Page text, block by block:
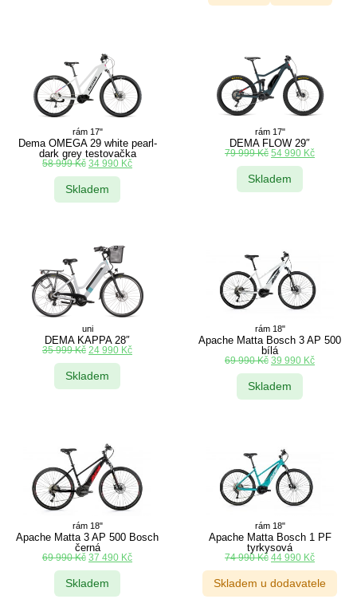
rám 17"
Dema OMEGA 29 white pearl-
dark grey testovačka
58 999Kč 34 990 Kč
Skladem
rám 17"
DEMA FLOW 29″
79 999Kč 54 990 Kč
Skladem
uni
DEMA KAPPA 28″
35 999Kč 24 990 Kč
Skladem
rám 18"
Apache Matta Bosch 3 AP 500
bílá
69 990Kč 39 990 Kč
Skladem
rám 18"
Apache Matta 3 AP 500 Bosch
černá
69 990Kč 37 490 Kč
Skladem
rám 18"
Apache Matta Bosch 1 PF
tyrkysová
74 990Kč 44 990 Kč
Skladem u dodavatele